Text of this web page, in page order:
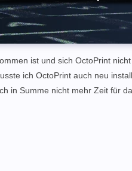
ist und sich OctoPrint
ich OctoPrint auch neu
in Summe nicht mehr Zeit für